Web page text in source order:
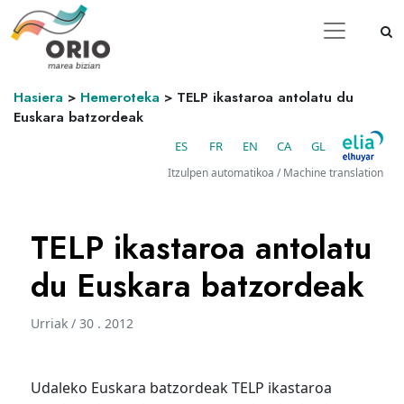
Hasiera > Hemeroteka > TELP ikastaroa antolatu du
Euskara batzordeak
ES FR EN CA GL
Itzulpen automatikoa / Machine translation
TELP ikastaroa antolatu
du Euskara batzordeak
Urriak / 30 . 2012
Udaleko Euskara batzordeak TELP ikastaroa